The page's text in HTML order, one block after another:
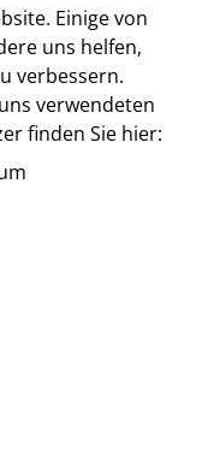
Einige von
uns helfen,
verbessern.
verwendeten
finden Sie hier: